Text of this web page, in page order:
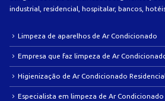
industrial, residencial, hospitalar, bancos,
Limpeza de aparelhos de Ar Condicionado
Empresa que faz limpeza de Ar
Higienização de Ar Condicionado Residencial
Especialista em limpeza de Ar Condicionado